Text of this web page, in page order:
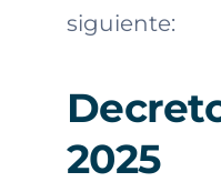
siguiente:
2025